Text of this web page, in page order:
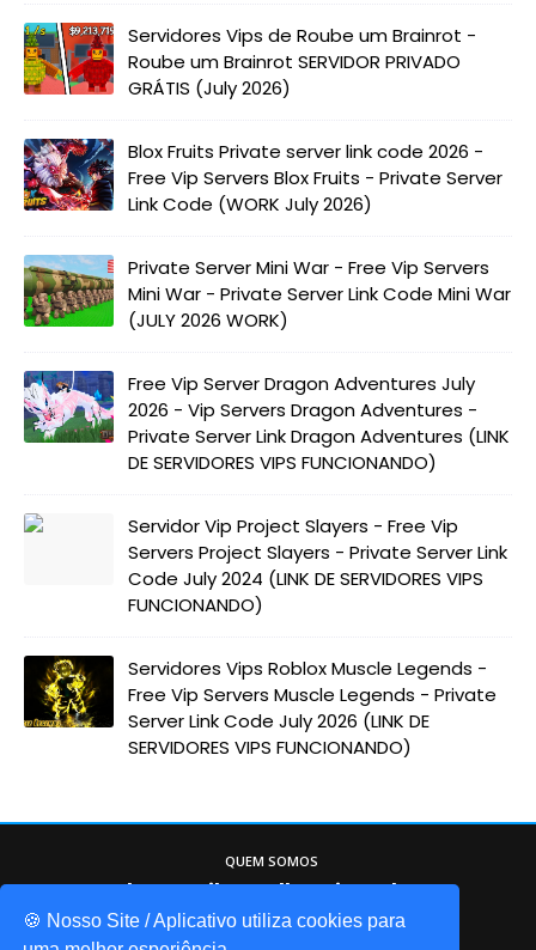
🍪 Nosso Site / Aplicativo utiliza cookies para
Servidores Vips de Roube um Brainrot -
Roube um Brainrot SERVIDOR PRIVADO
GRÁTIS (July 2026)
Blox Fruits Private server link code 2026 -
Free Vip Servers Blox Fruits - Private Server
Link Code (WORK July 2026)
Private Server Mini War - Free Vip Servers
Mini War - Private Server Link Code Mini War
(JULY 2026 WORK)
Free Vip Server Dragon Adventures July
2026 - Vip Servers Dragon Adventures -
Private Server Link Dragon Adventures (LINK
DE SERVIDORES VIPS FUNCIONANDO)
Servidor Vip Project Slayers - Free Vip
Servers Project Slayers - Private Server Link
Code July 2024 (LINK DE SERVIDORES VIPS
FUNCIONANDO)
Servidores Vips Roblox Muscle Legends -
Free Vip Servers Muscle Legends - Private
Server Link Code July 2026 (LINK DE
SERVIDORES VIPS FUNCIONANDO)
QUEM SOMOS
Game Codes Brasil, o melhor site sobre o
mundo do Roblox. Itens gáris, códigos de